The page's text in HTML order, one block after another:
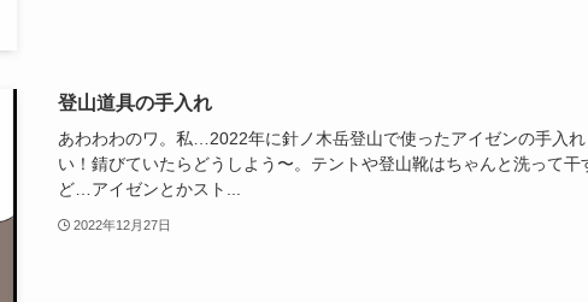
登山道具の手入れ
あわわわのワ。私…2022年に針ノ木岳登山で使ったアイゼンの手入れ
い！錆びていたらどうしよう〜。テントや登山靴はちゃんと洗って干
ど…アイゼンとかスト...
2022年12月27日